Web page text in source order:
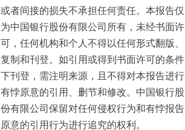
或者间接的损失不承担任何责任。本报告仅
为中国银行股份有限公司所有，未经书面许
可，任何机构和个人不得以任何形式翻版、
复制和刊登。如引用或得到书面许可的条件
下刊登，需注明来源，且不得对本报告进行
有悖原意的引用、删节和修改。中国银行股
份有限公司保留对任何侵权行为和有悖报告
原意的引用行为进行追究的权利。